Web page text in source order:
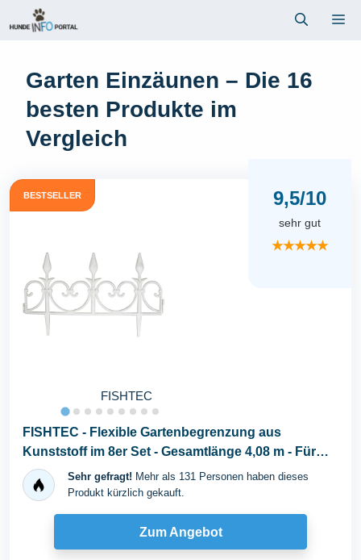
Inhalt
Garten Einzäunen – Die 16
besten Produkte im
Vergleich
BESTSELLER
FISHTEC
9,5/10
sehr gut
★★★★★
FISHTEC - Flexible Gartenbegrenzung aus
Kunststoff im 8er Set - Gesamtlänge 4,08 m - Für
Beete... Sehr gefragt! Mehr als 131 Personen haben dieses
Produkt kürzlich gekauft.
Zum Angebot